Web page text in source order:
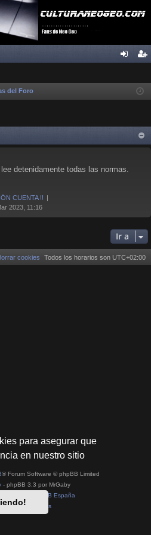
para asegurar que
en nuestro sitio
ar
se
ist
rs
e
del Foro
detenidamente todas las normas.
CUENTA !!
2023, 11:16
Ir a
Todos los horarios son UTC+02:00
cookies
® Forum Software © phpBB Limited
- phpBB 3.3 por MrGaby
phpBB España
|Condiciones